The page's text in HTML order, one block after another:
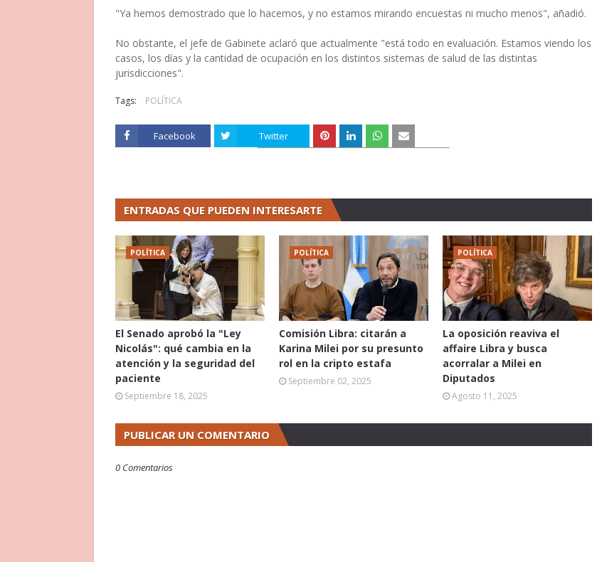
"Ya hemos demostrado que lo hacemos, y no estamos mirando encuestas ni mucho menos", añadió.
No obstante, el jefe de Gabinete aclaró que actualmente "está todo en evaluación. Estamos viendo los
casos, los días y la cantidad de ocupación en los distintos sistemas de salud de las distintas
jurisdicciones".
Tags: POLÍTICA
Facebook Twitter
ENTRADAS QUE PUEDEN INTERESARTE
POLÍTICA
El Senado aprobó la "Ley
Nicolás": qué cambia en la
atención y la seguridad del
paciente
Septiembre 18, 2025
POLÍTICA
Comisión Libra: citarán a
Karina Milei por su presunto
rol en la cripto estafa
Septiembre 02, 2025
POLÍTICA
La oposición reaviva el
affaire Libra y busca
acorralar a Milei en
Diputados
Agosto 11, 2025
PUBLICAR UN COMENTARIO
0 Comentarios